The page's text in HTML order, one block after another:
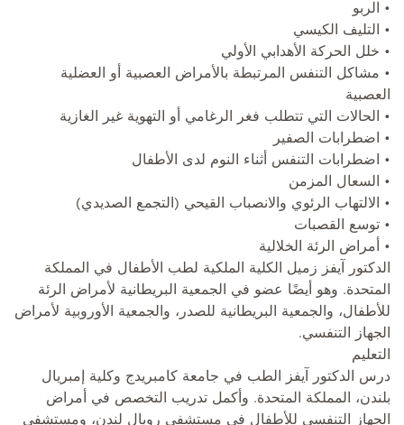
• الربو
• التليف الكيسي
• خلل الحركة الأهدابي الأولي
• مشاكل التنفس المرتبطة بالأمراض العصبية أو العضلية
العصبية
• الحالات التي تتطلب فغر الرغامي أو التهوية غير الغازية
• اضطرابات الصفير
• اضطرابات التنفس أثناء النوم لدى الأطفال
• السعال المزمن
• الالتهاب الرئوي والانصباب القيحي (التجمع الصديدي)
• توسع القصبات
• أمراض الرئة الخلالية
الدكتور آيفز زميل الكلية الملكية لطب الأطفال في المملكة
المتحدة. وهو أيضًا عضو في الجمعية البريطانية لأمراض الرئة
للأطفال، والجمعية البريطانية للصدر، والجمعية الأوروبية لأمراض
الجهاز التنفسي.
التعليم
درس الدكتور آيفز الطب في جامعة كامبريدج وكلية إمبريال
بلندن، المملكة المتحدة. وأكمل تدريب التخصص في أمراض
الجهاز التنفسي للأطفال في مستشفى رويال لندن، ومستشفى